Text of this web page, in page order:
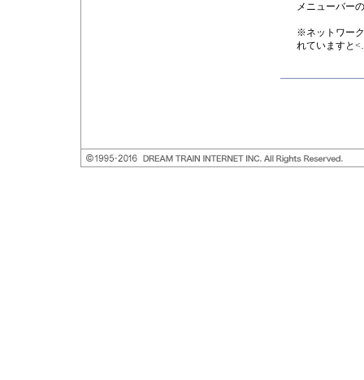
メニューバー
※ネットワー
れていますと